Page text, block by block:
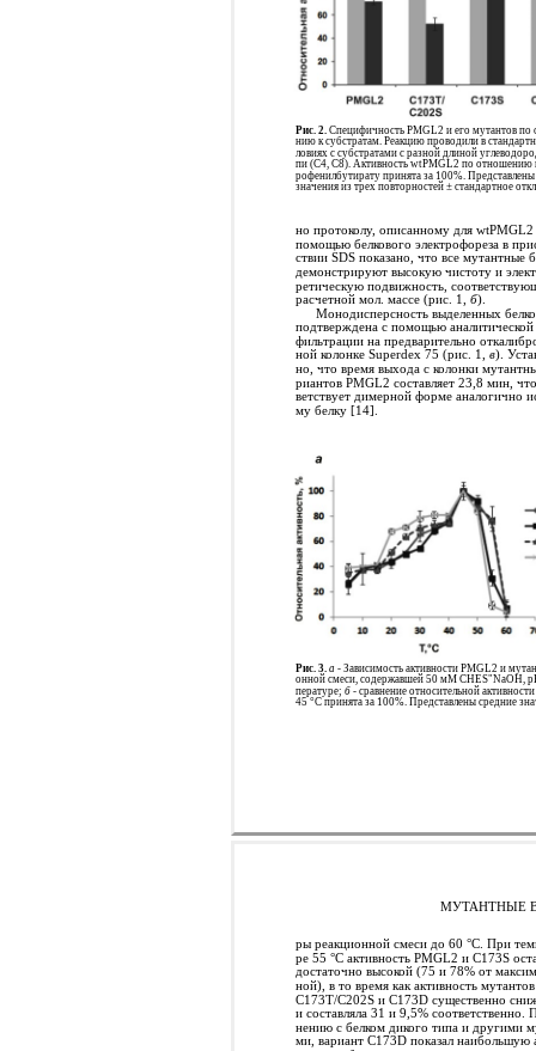
Рис. 2. Специфичность PMGL2 и его мутантов по
нию к субстратам. Реакцию проводили в
ловиях с субстратами с разной длиной
пи (C4, C8). Активность wtPMGL2 по отношению
рофенилбутирату принята за 100%. Представлены
значения из трех повторностей ± стандартное
но протоколу, описанному для
помощью белкового электрофореза в
ствии SDS показано, что все мутантные
демонстрируют высокую чистоту и
ретическую подвижность,
расчетной мол. массе (рис. 1, б).
Монодисперсность выделенных
подтверждена с помощью аналитической
фильтрации на предварительно
ной колонке Superdex 75 (рис. 1, в).
но, что время выхода с колонки
риантов PMGL2 составляет 23,8 мин,
ветствует димерной форме аналогично
му белку [14].
Рис. 3. а - Зависимость активности PMGL2 и
онной смеси, содержавшей 50 мM CHES"NaOH,
пературе; б- сравнение относительной
45 °C принята за 100%. Представлены средние
МУТАНТНЫЕ
ры реакционной смеси до 60 °C. При
ре 55 °С активность PMGL2 и C173S
достаточно высокой (75 и 78% от
ной), в то время как активность мутантов
C173T/C202S и С173D существенно
и составляла 31 и 9,5% соответственно.
нению с белком дикого типа и другими
ми, вариант С173D показал наибольшую